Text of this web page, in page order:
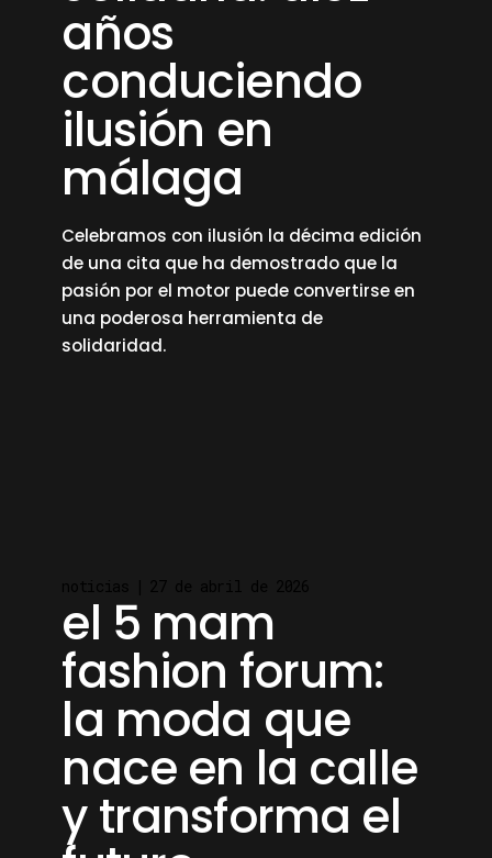
años
conduciendo
ilusión en
málaga
Celebramos con ilusión la décima edición
de una cita que ha demostrado que la
pasión por el motor puede convertirse en
una poderosa herramienta de
solidaridad.
el 5 mam
fashion forum:
la moda que
nace en la calle
y transforma el